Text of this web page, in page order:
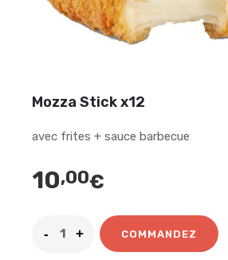
Mozza Stick x12
avec frites + sauce barbecue
10,00€
COMMANDEZ